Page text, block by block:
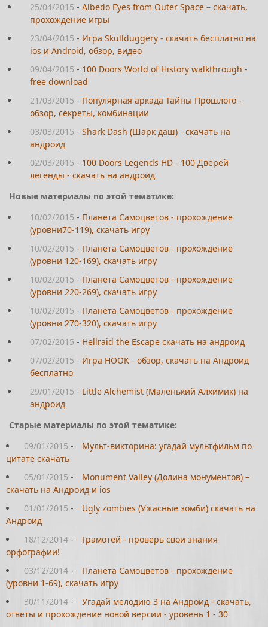
25/04/2015 - Albedo Eyes from Outer Space – скачать,
прохождение игры
23/04/2015 - Игра Skullduggery - скачать бесплатно на
ios и Android, обзор, видео
09/04/2015 - 100 Doors World of History walkthrough -
free download
21/03/2015 - Популярная аркада Тайны Прошлого -
обзор, секреты, комбинации
03/03/2015 - Shark Dash (Шарк даш) - скачать на
андроид
02/03/2015 - 100 Doors Legends HD - 100 Дверей
легенды - скачать на андроид
Новые материалы по этой тематике:
10/02/2015 - Планета Самоцветов - прохождение
(уровни70-119), скачать игру
10/02/2015 - Планета Самоцветов - прохождение
(уровни 120-169), скачать игру
10/02/2015 - Планета Самоцветов - прохождение
(уровни 220-269), скачать игру
10/02/2015 - Планета Самоцветов - прохождение
(уровни 270-320), скачать игру
07/02/2015 - Hellraid the Escape скачать на андроид
07/02/2015 - Игра HOOK - обзор, скачать на Андроид
бесплатно
29/01/2015 - Little Alchemist (Маленький Алхимик) на
андроид
Старые материалы по этой тематике:
09/01/2015 -
Мульт-викторина: угадай мультфильм по
цитате скачать
05/01/2015 -
Monument Valley (Долина монументов) –
скачать на Андроид и ios
01/01/2015 -
Ugly zombies (Ужасные зомби) скачать на
Андроид
18/12/2014 -
Грамотей - проверь свои знания
орфографии!
03/12/2014 -
Планета Самоцветов - прохождение
(уровни 1-69), скачать игру
30/11/2014 -
Угадай мелодию 3 на Андроид - скачать,
ответы и прохождение новой версии - уровень 1 - 30